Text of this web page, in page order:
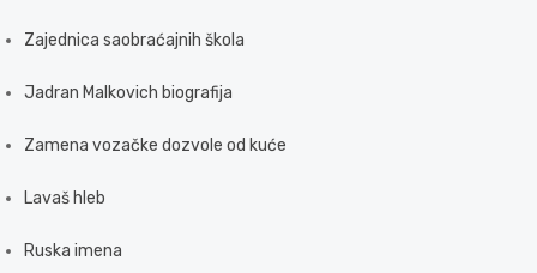
Zajednica saobraćajnih škola
Jadran Malkovich biografija
Zamena vozačke dozvole od kuće
Lavaš hleb
Ruska imena